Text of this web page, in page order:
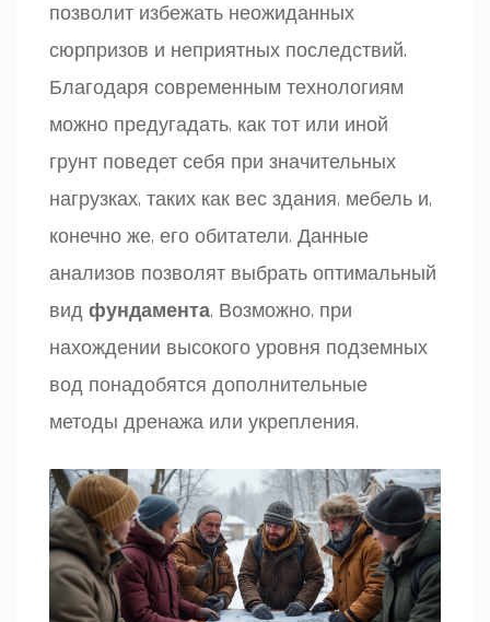
позволит избежать неожиданных
сюрпризов и неприятных последствий.
Благодаря современным технологиям
можно предугадать, как тот или иной
грунт поведет себя при значительных
нагрузках, таких как вес здания, мебель и,
конечно же, его обитатели. Данные
анализов позволят выбрать оптимальный
вид фундамента. Возможно, при
нахождении высокого уровня подземных
вод понадобятся дополнительные
методы дренажа или укрепления.